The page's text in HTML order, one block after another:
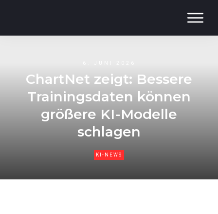
ChartNet zeigt: Bessere
Trainingsdaten können
größere KI-Modelle
schlagen
KI-NEWS